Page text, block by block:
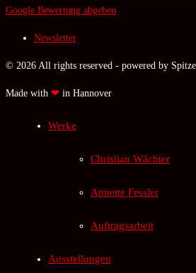
Google Bewertung abgeben
Newsletter
© 2026 All rights reserved - powered by
Made with ❤ in Hannover
Werke
Christian Wächter
Annette Fessler
Auftragsarbeit
Ausstellungen